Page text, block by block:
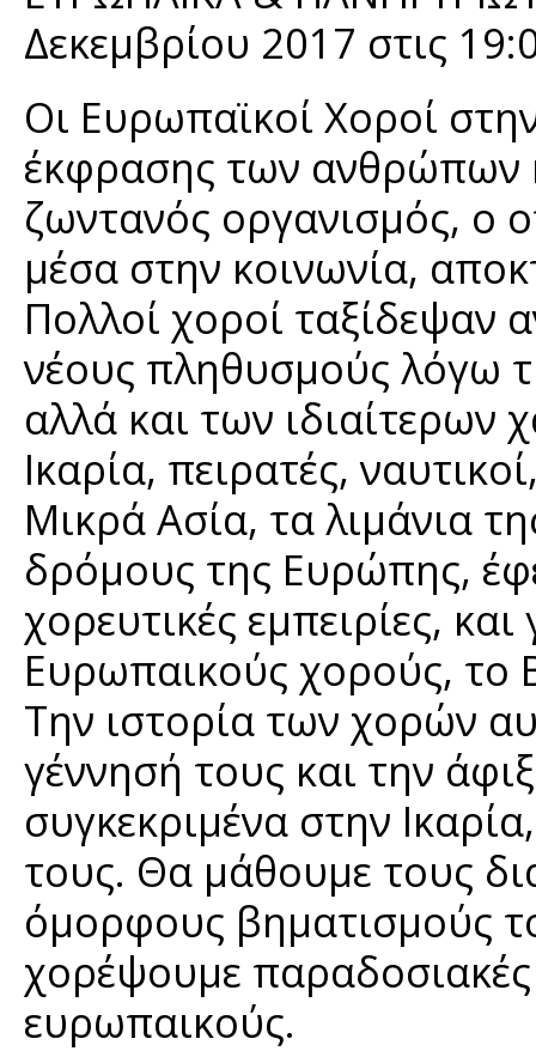
Δεκεμβρίου 2017 στις
Οι Ευρωπαϊκοί Χοροί
έκφρασης των ανθρώπων
ζωντανός οργανισμός, ο
μέσα στην κοινωνία,
Πολλοί χοροί
νέους πληθυσμούς λόγω
αλλά και των ιδιαίτερων
Ικαρία, πειρατές,
Μικρά Ασία, τα λιμάνια
δρόμους της Ευρώπης,
χορευτικές εμπειρίες,
Ευρωπαικούς χορούς, το
Την ιστορία των χορών
γέννησή τους και την
συγκεκριμένα στην
τους. Θα μάθουμε τους
όμορφους βηματισμούς
χορέψουμε παραδοσιακές
ευρωπαικούς.